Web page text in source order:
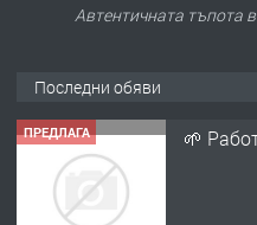
Автентичната тъпота
Последни обяви
ПРЕДЛАГА 🌱